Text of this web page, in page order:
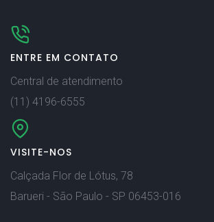
ENTRE EM CONTATO
Central de atendimento
(11) 4196-6555
VISITE-NOS
Calçada Flor de Lótus, 78
Barueri - São Paulo - SP 06453-016